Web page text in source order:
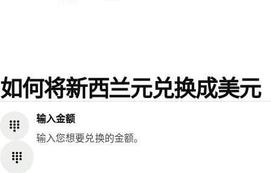
如何将新西兰元兑换成美元
输入金额
输入您想要兑换的金额。